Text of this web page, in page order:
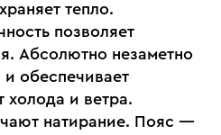
тепло.
позволяет
Абсолютно незаметно
обеспечивает
и ветра.
натирание. Пояс —